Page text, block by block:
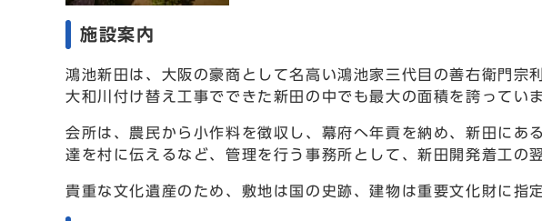
施設案内
鴻池新田は、大阪の豪商として名高い鴻池家三代目の善右衛門
大和川付け替え工事でできた新田の中でも最大の面積を誇っていま
会所は、農民から小作料を徴収し、幕府へ年貢を納め、新田に
達を村に伝えるなど、管理を行う事務所として、新田開発着工
貴重な文化遺産のため、敷地は国の史跡、建物は重要文化財に指